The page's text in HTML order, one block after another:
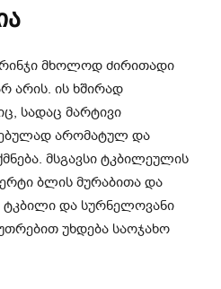
მხოლოდ ძირითადი
არის. ის ხშირად
სადაც მარტივი
არომატულ და
მსგავსი ტკბილეულის
ბლის მურაბითა და
და სურნელოვანი
უხდება საოჯახო